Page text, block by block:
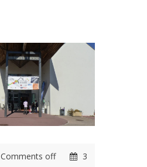
Comments off
3